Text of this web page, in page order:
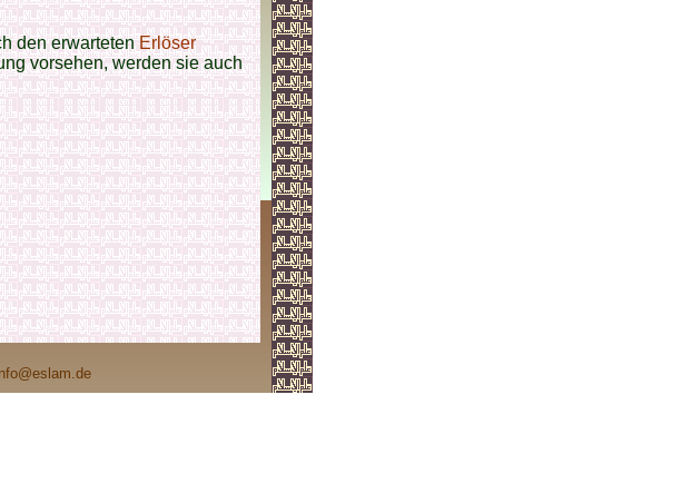
den erwartetenErlöser
vorsehen, werden sie auch
@eslam.de